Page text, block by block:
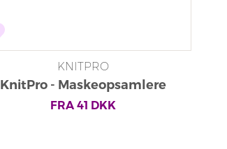
KNITPRO
KnitPro - Maskeopsamlere
FRA 41 DKK